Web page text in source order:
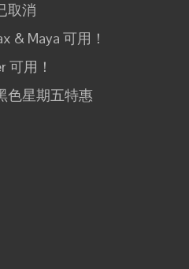
取消
& Maya 可用！
可用！
色星期五特惠